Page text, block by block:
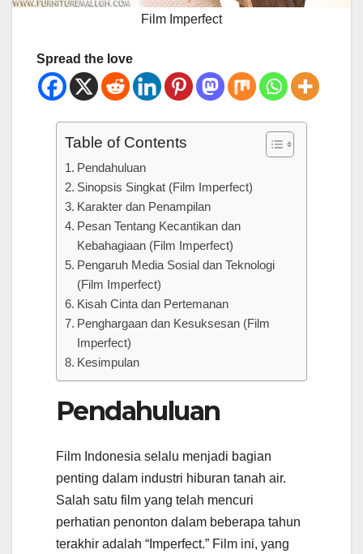
Film Imperfect
Spread the love
Table of Contents
Pendahuluan
Sinopsis Singkat (Film Imperfect)
Karakter dan Penampilan
Pesan Tentang Kecantikan dan
Kebahagiaan (Film Imperfect)
Pengaruh Media Sosial dan Teknologi
(Film Imperfect)
Kisah Cinta dan Pertemanan
Penghargaan dan Kesuksesan (Film
Imperfect)
Kesimpulan
Pendahuluan
Film Indonesia selalu menjadi bagian
penting dalam industri hiburan tanah air.
Salah satu film yang telah mencuri
perhatian penonton dalam beberapa tahun
terakhir adalah “Imperfect.” Film ini, yang